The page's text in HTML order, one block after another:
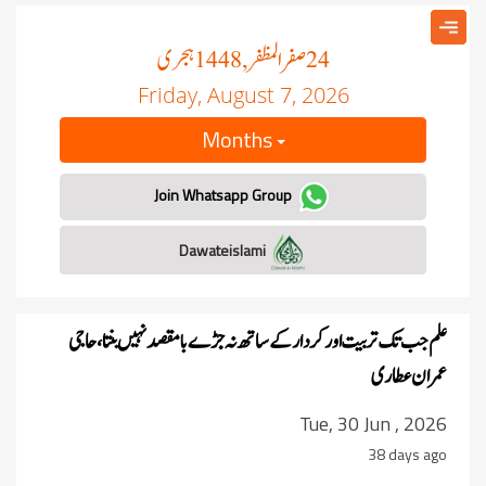
24صفر المظفر, 1448 ہجری
Friday, August 7, 2026
Months
Join Whatsapp Group
علم جب تک تربیت اور کردار کے ساتھ نہ جڑے بامقصد نہیں بنتا، حاجی
عمران عطاری
Tue, 30 Jun , 2026
38 days ago